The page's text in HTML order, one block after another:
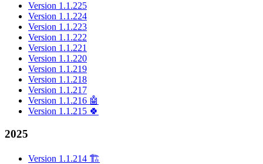
Version 1.1.225
Version 1.1.224
Version 1.1.223
Version 1.1.222
Version 1.1.221
Version 1.1.220
Version 1.1.219
Version 1.1.218
Version 1.1.217
Version 1.1.216 🤖
Version 1.1.215 🍀
2025
Version 1.1.214 🏗️